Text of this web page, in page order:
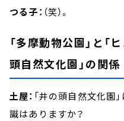
つる子： （笑）。
「多摩動物公園」と「
頭自然文化園」の関係
土屋： 「井の頭自然文化園
識はありますか？